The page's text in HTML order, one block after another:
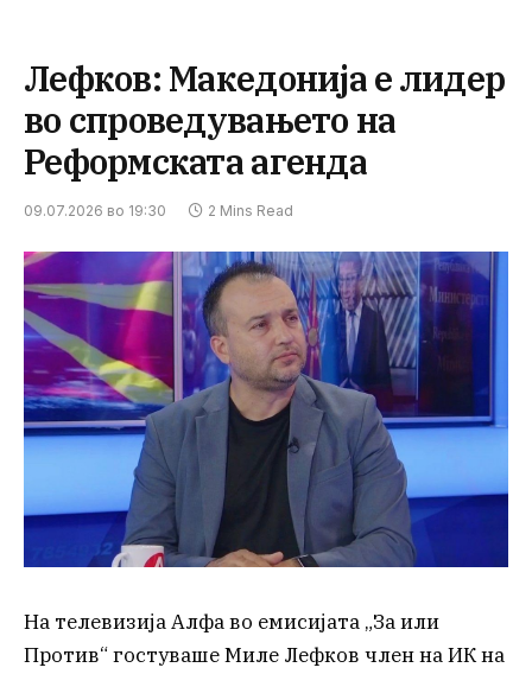
Лефков: Македонија е лидер
во спроведувањето на
Реформската агенда
09.07.2026 во 19:30 2 Mins Read
На телевизија Алфа во емисијата „За или
Против“ гостуваше Миле Лефков член на ИК на